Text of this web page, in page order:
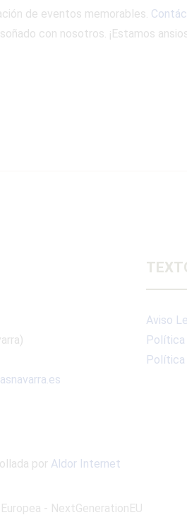
de eventos memorables.
con nosotros. ¡Estamos
Aviso
Política
Política
por Aldor Internet
- NextGenerationEU